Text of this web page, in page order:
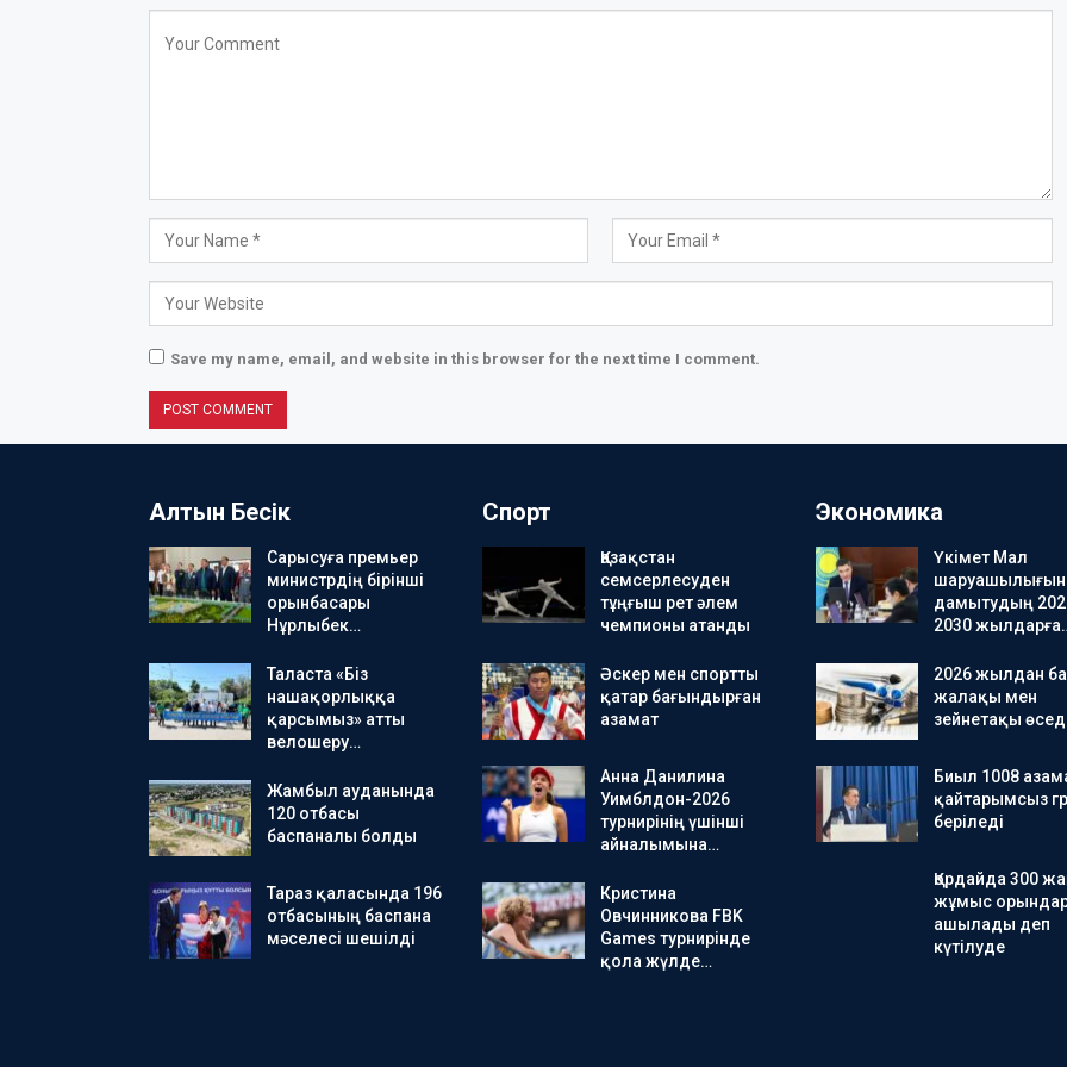
Save my name, email, and website in this browser for the next time I comment.
Алтын Бесік
Сарысуға премьер
министрдің бірінші
орынбасары
Нұрлыбек…
Таласта «Біз
нашақорлыққа
қарсымыз» атты
велошеру…
Жамбыл ауданында
120 отбасы
баспаналы болды
Тараз қаласында 196
отбасының баспана
мәселесі шешілді
Спорт
Қазақстан
семсерлесуден
тұңғыш рет әлем
чемпионы атанды
Әскер мен спортты
қатар бағындырған
азамат
Анна Данилина
Уимблдон-2026
турнирінің үшінші
айналымына…
Кристина
Овчинникова FBK
Games турнирінде
қола жүлде…
Экономика
Үкімет Мал
шаруашылығын
дамытудың
2030
2026 жылдан
жалақы мен
зейнетақы
Биыл 1008
қайтарымсыз
беріледі
Қордайда 300
жұмыс
ашылады деп
күтілуде